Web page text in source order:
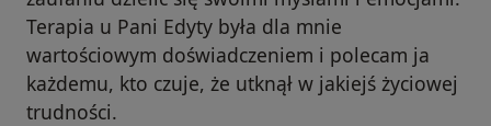
Terapia u Pani Edyty była dla mnie
wartościowym doświadczeniem i polecam ja
każdemu, kto czuje, że utknął w jakiejś życiowej
trudności.